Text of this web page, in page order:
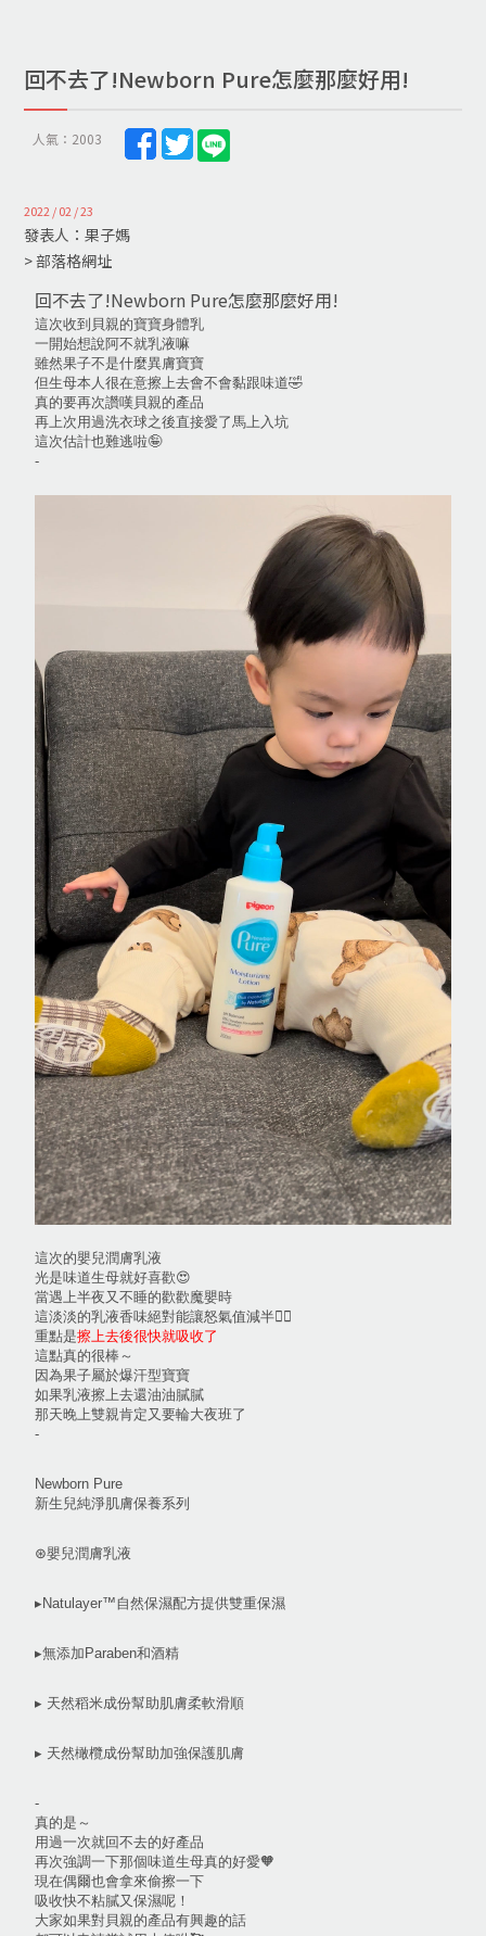
回不去了!Newborn Pure怎麼那麼好用!
人氣：2003
2022 / 02 / 23
發表人：果子媽
> 部落格網址
回不去了!Newborn Pure怎麼那麼好用!
這次收到貝親的寶寶身體乳
一開始想說阿不就乳液嘛
雖然果子不是什麼異膚寶寶
但生母本人很在意擦上去會不會黏跟味道🤣
真的要再次讚嘆貝親的產品
再上次用過洗衣球之後直接愛了馬上入坑
這次估計也難逃啦🤪
-
這次的嬰兒潤膚乳液
光是味道生母就好喜歡😍
當遇上半夜又不睡的歡歡魔嬰時
這淡淡的乳液香味絕對能讓怒氣值減半👍🏻
重點是擦上去後很快就吸收了
這點真的很棒～
因為果子屬於爆汗型寶寶
如果乳液擦上去還油油膩膩
那天晚上雙親肯定又要輪大夜班了
-
Newborn Pure
新生兒純淨肌膚保養系列
⊛嬰兒潤膚乳液
▸Natulayer™自然保濕配方提供雙重保濕
▸無添加Paraben和酒精
▸ 天然稻米成份幫助肌膚柔軟滑順
▸ 天然橄欖成份幫助加強保護肌膚
-
真的是～
用過一次就回不去的好產品
再次強調一下那個味道生母真的好愛🧡
現在偶爾也會拿來偷擦一下
吸收快不粘膩又保濕呢！
大家如果對貝親的產品有興趣的話